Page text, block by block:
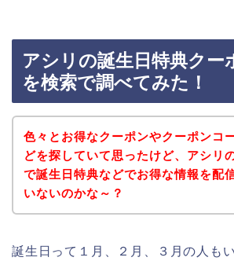
アシリの誕生日特典クー
を検索で調べてみた！
色々とお得なクーポンやクーポンコ
どを探していて思ったけど、アシリ
で誕生日特典などでお得な情報を配
いないのかな～？
誕生日って１月、２月、３月の人も